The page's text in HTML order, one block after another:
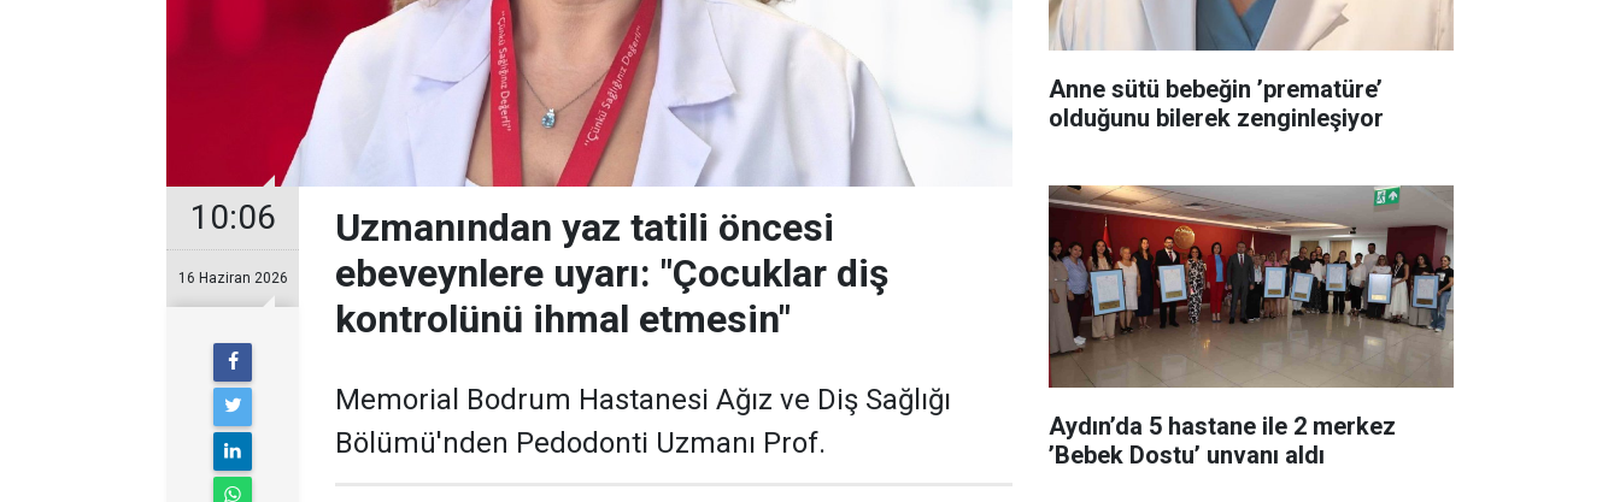
10:06
16 Haziran 2026
Uzmanından yaz tatili öncesi
ebeveynlere uyarı: "Çocuklar diş
kontrolünü ihmal etmesin"
Memorial Bodrum Hastanesi Ağız ve Diş Sağlığı
Bölümü'nden Pedodonti Uzmanı Prof.
Anne sütü bebeğin ’prematüre’
olduğunu bilerek zenginleşiyor
Aydın’da 5 hastane ile 2 merkez
’Bebek Dostu’ unvanı aldı